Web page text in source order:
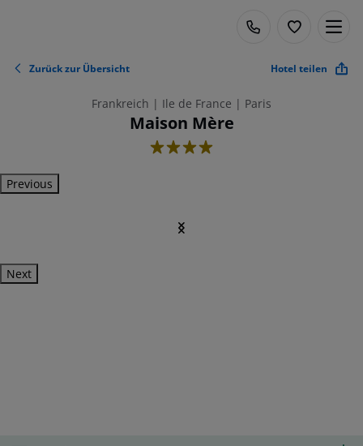
Zurück zur Übersicht Hotel teilen
Frankreich | Ile de France | Paris
Maison Mère
4
Previous
Next